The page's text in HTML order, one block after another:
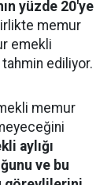
yüzde 20'ye
memur
emekli
ediliyor.
memur
aylığı
ve bu